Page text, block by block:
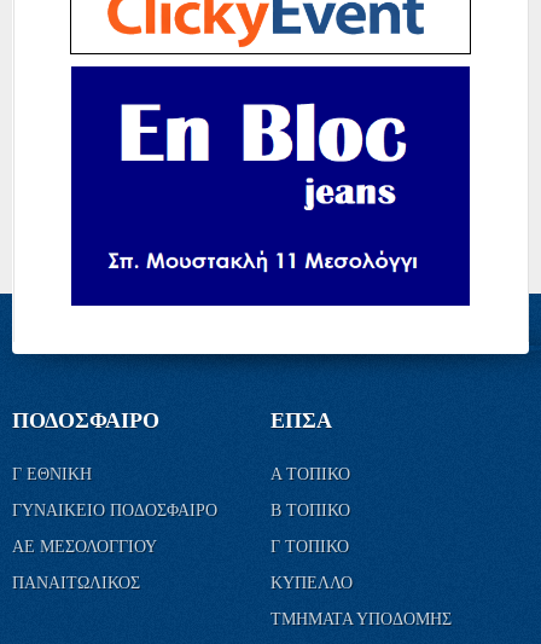
ΠΟΔΟΣΦΑΙΡΟ
Γ ΕΘΝΙΚΗ
ΓΥΝΑΙΚΕΙΟ ΠΟΔΟΣΦΑΙΡΟ
ΑΕ ΜΕΣΟΛΟΓΓΙΟΥ
ΠΑΝΑΙΤΩΛΙΚΟΣ
ΕΠΣΑ
Α ΤΟΠΙΚΟ
Β ΤΟΠΙΚΟ
Γ ΤΟΠΙΚΟ
ΚΥΠΕΛΛΟ
ΤΜΗΜΑΤΑ ΥΠΟΔΟΜΗΣ